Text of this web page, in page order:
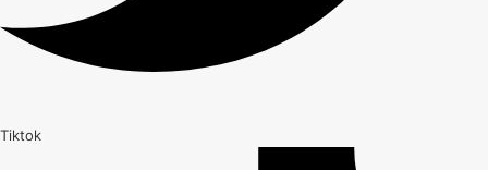
Tiktok